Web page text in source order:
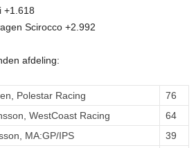
+1.618
Scirocco +2.992
afdeling:
Polestar Racing
76
WestCoast Racing
64
MA:GP/IPS
39